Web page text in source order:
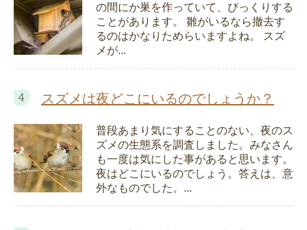
の間にか巣を作っていて、びっくりする
ことがあります。 雛がいるなら撤去す
るのはかなりためらいますよね。 スズ
メが...
スズメは夜どこにいるのでしょうか？
普段あまり気にすることのない、夜のス
ズメの生態系を調査しました。みなさん
も一度は気にした事があると思います。
夜はどこにいるのでしょう。答えは、意
外なものでした。...